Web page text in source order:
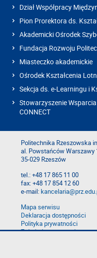
Dział Współpracy
Pion Prorektora ds.
Akademicki Ośrodek
Fundacja Rozwoju
Miasteczko akademickie
Ośrodek Kształcenia
Sekcja ds. e-Learningu i
Stowarzyszenie
CONNECT
Politechnika Rzeszowska
al. Powstańców Warszawy
35-029 Rzeszów
tel.: +48 17 865 11 00
fax: +48 17 854 12 60
e-mail:
Mapa serwisu
Deklaracja dostępności
Polityka prywatności
Zgłoś błąd na stronie